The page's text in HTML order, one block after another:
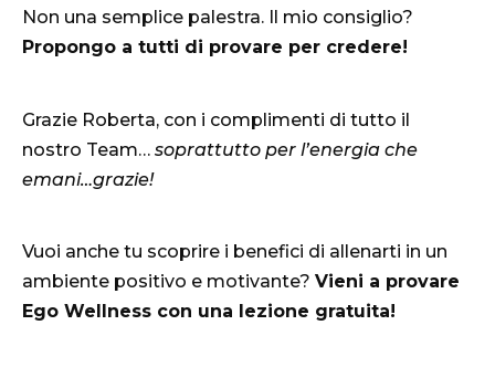
Non una semplice palestra. Il mio consiglio?
Propongo a tutti di provare per credere!
Grazie Roberta, con i complimenti di tutto il
nostro Team… soprattutto per l’energia che
emani…grazie!
Vuoi anche tu scoprire i benefici di allenarti in un
ambiente positivo e motivante? Vieni a provare
Ego Wellness con una lezione gratuita!